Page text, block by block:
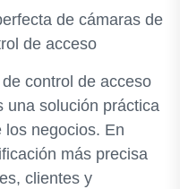
de cámaras de
de acceso
control de acceso
una solución práctica
negocios. En
más precisa
clientes y